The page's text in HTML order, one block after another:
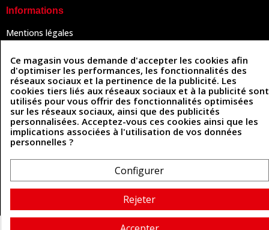
Informations
Mentions légales
Conditions Générales de Vente
Politique des cookies
Contactez-nous
Coordonnées
493 Chemin de Catougnac
81300 Graulhet
contact@cuirenstock.com
Cuirenstock © 2026 - Une création Quatrys 💙
Ce magasin vous demande d'accepter les cookies afin
d'optimiser les performances, les fonctionnalités des
réseaux sociaux et la pertinence de la publicité. Les
cookies tiers liés aux réseaux sociaux et à la publicité sont
utilisés pour vous offrir des fonctionnalités optimisées
sur les réseaux sociaux, ainsi que des publicités
personnalisées. Acceptez-vous ces cookies ainsi que les
implications associées à l'utilisation de vos données
personnelles ?
Configurer
Rejeter